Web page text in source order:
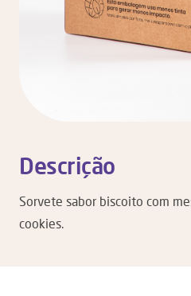
Descrição
Sorvete sabor biscoito com
cookies.